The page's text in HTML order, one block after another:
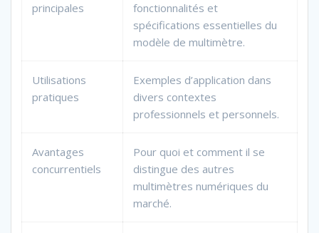
principales
fonctionnalités et
spécifications essentielles du
modèle de multimètre.
Utilisations
pratiques
Exemples d’application dans
divers contextes
professionnels et personnels.
Avantages
concurrentiels
Pour quoi et comment il se
distingue des autres
multimètres numériques du
marché.